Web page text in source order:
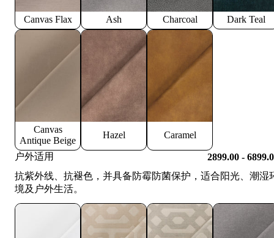
Canvas Flax Ash Charcoal Dark Teal
Canvas
Antique Beige
Hazel Caramel
户外适用
2899.00 -
抗紫外线、抗褪色，并具备防霉防菌保护，适合阳光、潮湿
境及户外生活。